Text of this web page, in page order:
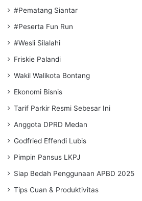
#Pematang Siantar
#Peserta Fun Run
#Wesli Silalahi
Friskie Palandi
Wakil Walikota Bontang
Ekonomi Bisnis
Tarif Parkir Resmi Sebesar Ini
Anggota DPRD Medan
Godfried Effendi Lubis
Pimpin Pansus LKPJ
Siap Bedah Penggunaan APBD 2025
Tips Cuan & Produktivitas